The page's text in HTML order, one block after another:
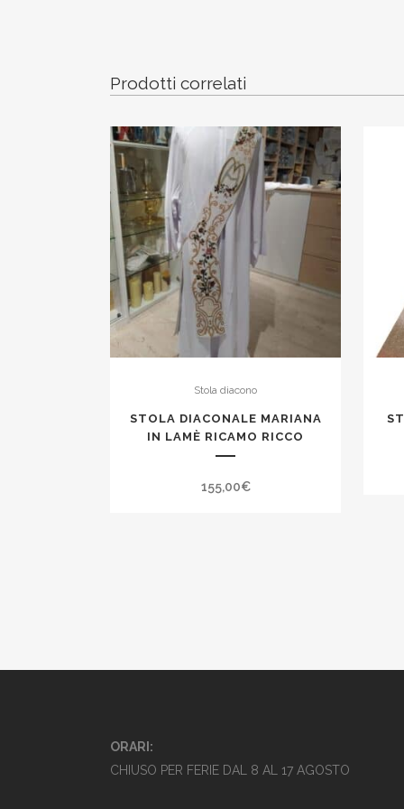
Prodotti correlati
Stola diacono
STOLA DIACONALE MARIANA
IN LAMÈ RICAMO RICCO
155,00€
ORARI:
CHIUSO PER FERIE DAL 8 AL 17 AGOSTO